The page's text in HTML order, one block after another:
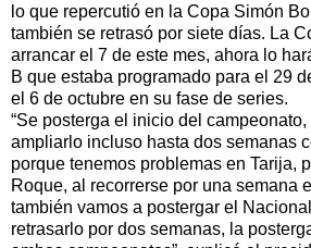
lo que repercutió en la Copa Simón
también se retrasó por siete días. La
arrancar el 7 de este mes, ahora lo
B que estaba programado para el 29
el 6 de octubre en su fase de series.
“Se posterga el inicio del
ampliarlo incluso hasta dos semanas
porque tenemos problemas en Tarija,
Roque, al recorrerse por una semana
también vamos a postergar el
retrasarlo por dos semanas, la